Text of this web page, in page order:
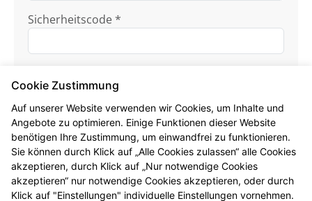
Sicherheitscode *
Ich habe dieDatenschutzhinweisezur
Kenntnis genommen.
Formular jetzt absenden
Cookie Zustimmung
Auf unserer Website verwenden wir Cookies, um Inhalte und
Angebote zu optimieren. Einige Funktionen dieser Website
benötigen Ihre Zustimmung, um einwandfrei zu funktionieren.
Sie können durch Klick auf „Alle Cookies zulassen“ alle Cookies
akzeptieren, durch Klick auf „Nur notwendige Cookies
akzeptieren“ nur notwendige Cookies akzeptieren, oder durch
Klick auf "Einstellungen" individuelle Einstellungen vornehmen.